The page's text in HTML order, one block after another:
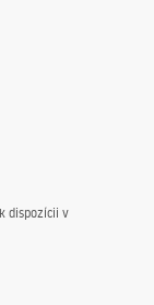
dispozícii v